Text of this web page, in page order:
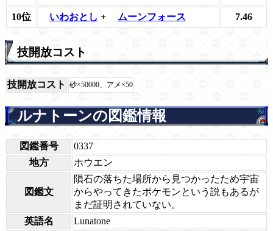
10位 いわおとし + ムーンフォース 7.46
技開放コスト
技開放コスト 砂×50000、アメ×50
ルナトーンの図鑑情報
図鑑番号
0337
地方
ホウエン
図鑑文
隕石の落ちた場所から見つかったため宇宙
からやってきたポケモンという説もあるが
まだ証明されていない。
英語名
Lunatone